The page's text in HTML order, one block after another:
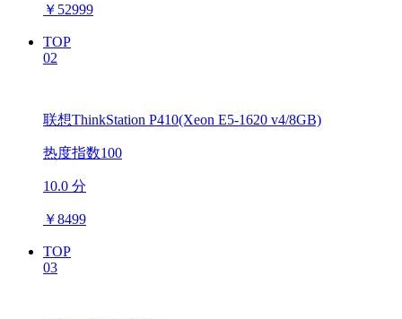
￥ 52999
TOP
02
联想ThinkStation P410(Xeon E5-1620 v4/8GB)
热度指数100
10.0 分
￥8499
TOP
03